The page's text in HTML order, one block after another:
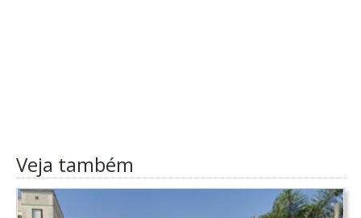
Veja também